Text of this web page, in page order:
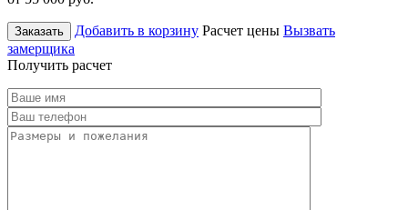
Заказать Добавить в корзину Расчет цены Вызвать
замерщика
Получить расчет